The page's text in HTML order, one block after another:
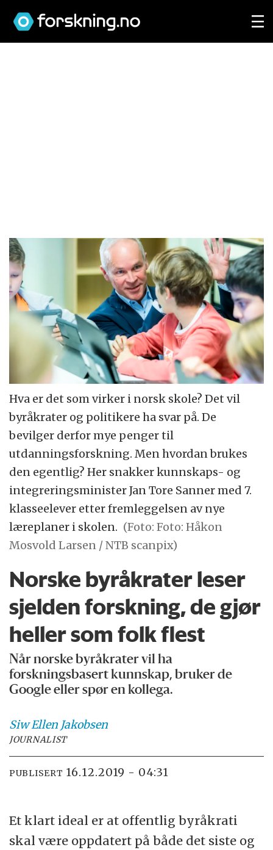
Hva er det som virker i norsk skole? Det vil
byråkrater og politikere ha svar på. De
bevilger derfor mye penger til
utdanningsforskning. Men hvordan brukes
den egentlig? Her snakker kunnskaps- og
integreringsminister Jan Tore Sanner med 7.
klasseelever etter fremleggelsen av nye
læreplaner i skolen. (Foto: Foto: Håkon
Mosvold Larsen / NTB scanpix)
Norske byråkrater leser
sjelden forskning, de gjør
heller som folk flest
Når norske byråkrater vil ha
forskningsbasert kunnskap, bruker de
Google eller spør en kollega.
Siw Ellen Jakobsen
JOURNALIST
PUBLISERT 16.12.2019 - 04:31
Et klart ideal er at offentlig byråkrati
skal være oppdatert på både det siste og